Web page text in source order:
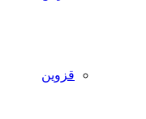
قزوین